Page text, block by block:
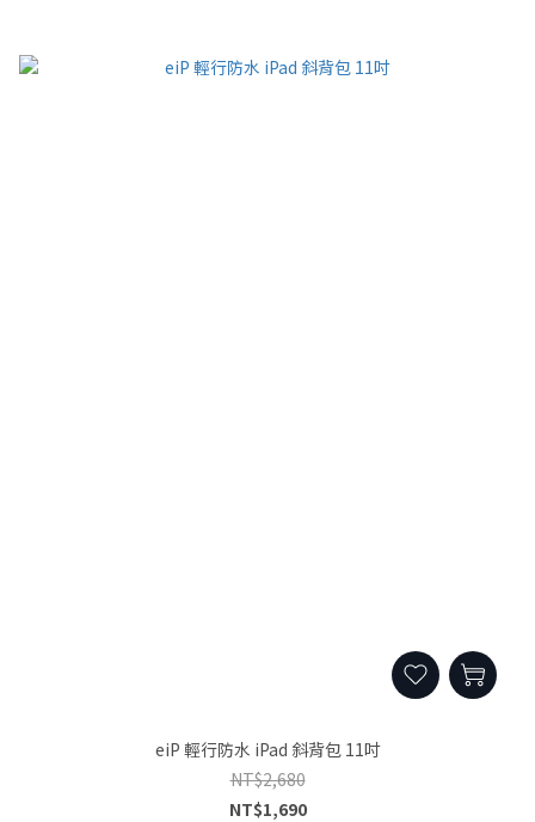
eiP 輕行防水 iPad 斜背包 11吋
NT$2,680
NT$1,690